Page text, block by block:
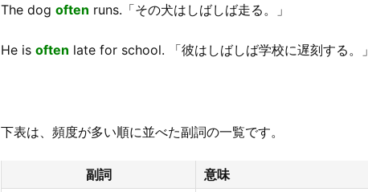
The dog often runs.「その犬はしばしば走る。」
He is often late for school. 「彼はしばしば学校に遅刻する。」
下表は、頻度が多い順に並べた副詞の一覧です。
副詞
意味